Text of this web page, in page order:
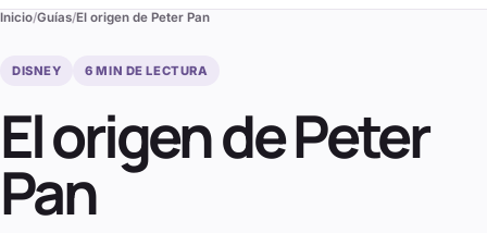
Inicio Guías El origen de Peter Pan
DISNEY 6 MIN DE LECTURA
El origen de Peter
Pan